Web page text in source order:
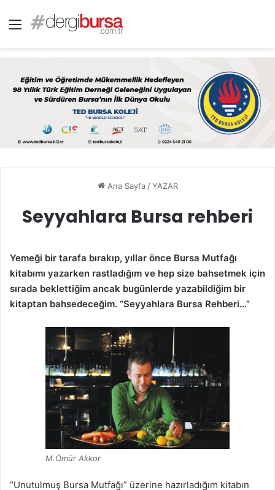
Menü
Ana Sayfa / YAZAR
Seyyahlara Bursa rehberi
Yemeği bir tarafa bırakıp, yıllar önce Bursa Mutfağı
kitabımı yazarken rastladığım ve hep size bahsetmek için
sırada beklettiğim ancak bugünlerde yazabildiğim bir
kitaptan bahsedeceğim. “Seyyahlara Bursa Rehberi…”
M.Ömür Akkor
“Unutulmuş Bursa Mutfağı” üzerine hazırladığım kitabın